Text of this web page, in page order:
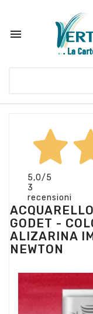

5,0/5
3
recensioni
GODET -
ALIZARINA
NEWTON